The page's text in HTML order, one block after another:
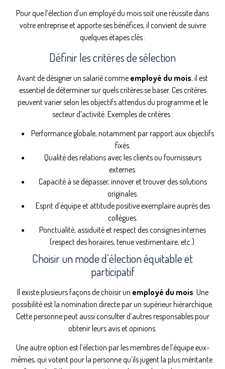
Pour que l’élection d’un employé du mois soit une réussite dans
votre entreprise et apporte ses bénéfices, il convient de suivre
quelques étapes clés :
Définir les critères de sélection
Avant de désigner un salarié comme employé du mois, il est
essentiel de déterminer sur quels critères se baser. Ces critères
peuvent varier selon les objectifs attendus du programme et le
secteur d’activité. Exemples de critères :
Performance globale, notamment par rapport aux objectifs
fixés.
Qualité des relations avec les clients ou fournisseurs
externes.
Capacité à se dépasser, innover et trouver des solutions
originales.
Esprit d’équipe et attitude positive exemplaire auprès des
collègues.
Ponctualité, assiduité et respect des consignes internes
(respect des horaires, tenue vestimentaire, etc.).
Choisir un mode d’élection équitable et
participatif
Il existe plusieurs façons de choisir un employé du mois. Une
possibilité est la nomination directe par un supérieur hiérarchique.
Cette personne peut aussi consulter d’autres responsables pour
obtenir leurs avis et opinions.
Une autre option est l’élection par les membres de l’équipe eux-
mêmes, qui votent pour la personne qu’ils jugent la plus méritante.